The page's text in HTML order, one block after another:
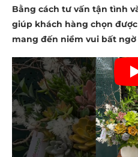
Bằng cách tư vấn tận tình
giúp khách hàng chọn
mang đến niềm vui bất